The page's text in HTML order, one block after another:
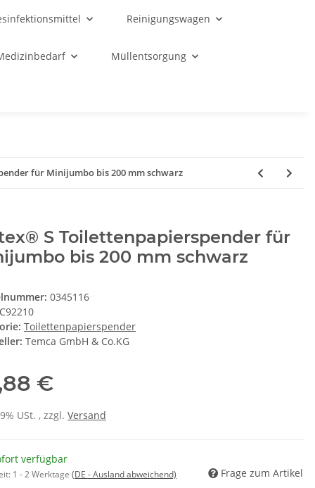
Reinigungswagen
Müllentsorgung
für Minijumbo bis 200 mm schwarz
S Toilettenpapierspender für
bis 200 mm schwarz
0345116
C92210
Toilettenpapierspender
Temca GmbH & Co.KG
€
USt. , zzgl. Versand
verfügbar
1 - 2 Werktage (DE - Ausland abweichend) Frage zum Artikel